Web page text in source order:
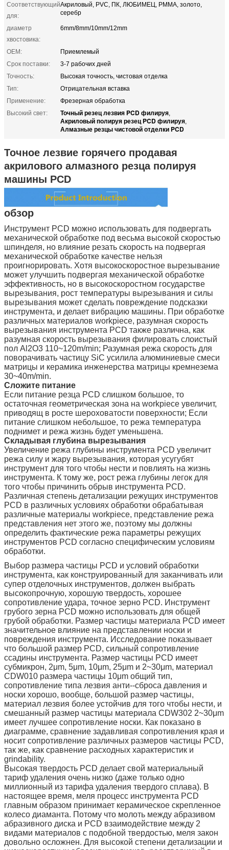
Соответствующий
для:
Акриловый, PVC, ПК, ЛЮБИМЕЦ, PMMA, золото,
серебр
диаметр
хвостовика:
6mm/8mm/10mm/12mm
OEM:
Приемлемый
Срок поставки:
3-7 рабочих дней
Точность:
Высокая точность, чистовая отделка
Тип:
Отрицательная вставка
Применение:
Фрезерная обработка
Высокий свет:
Точный резец лезвия PCD филируя,
Акриловый полируя резец PCD филируя,
Алмазные резцы чистовой отделки PCD
Точное лезвие горячего продавая
акрилового алмазного резца полируя
машины PCD
обзор
Инструмент PCD можно использовать для подвергать
механической обработке под весьма высокой скоростью
шпинделя, но влияние резать скорость на подвергая
механической обработке качестве нельзя
проигнорировать. Хотя высокоскоростное вырезывание
может улучшить подвергая механической обработке
эффективность, но в высокоскоростном государстве
вырезывания, рост температуры вырезывания и силы
вырезывания может сделать повреждение подсказки
инструмента, и делает вибрацию машины. При обработке
различных материалов workpiece, разумная скорость
вырезывания инструмента PCD также различна, как
разумная скорость вырезывания филировать слоистый
пол Al2O3 110~120m/min; Разумная режа скорость для
поворачивать частицу SiC усилила алюминиевые смеси
матрицы и керамика инженерства матрицы кремнезема
30~40m/min.
Сложите питание
Если питание резца PCD слишком большое, то
остаточная геометрическая зона на workpiece увеличит,
приводящ в росте шероховатости поверхности; Если
питание слишком небольшое, то режа температура
поднимет и режа жизнь будет уменьшена.
Складывая глубина вырезывания
Увеличение режа глубины инструмента PCD увеличит
режа силу и жару вырезывания, которая усугубят
инструмент для того чтобы нести и повлиять на жизнь
инструмента. К тому же, рост режа глубины легок для
того чтобы причинить обрыв инструмента PCD.
Различная степень детализации режущих инструментов
PCD в различных условиях обработки обрабатывая
различные материалы workpiece, представление режа
представления нет этого же, поэтому мы должны
определить фактические режа параметры режущих
инструментов PCD согласно специфическим условиям
обработки.
Выбор размера частицы PCD и условий обработки
инструмента, как конструированный для заканчивать или
супер отделочных инструментов, должен выбрать
высокопрочную, хорошую твердость, хорошее
сопротивление удара, точное зерно PCD. Инструмент
грубого зерна PCD можно использовать для общей
грубой обработки. Размер частицы материала PCD имеет
значительное влияние на представлении носки и
повреждения инструмента. Исследование показывает
что большой размер PCD, сильный сопротивление
ссадины инструмента. Размер частицы PCD имеет
субмикрон, 2μm, 5μm, 10μm, 25μm и 2~30μm, материал
CDW010 размера частицы 10μm общий тип,
сопротивление типа лезвия анти--сброса давления и
носки хорошо, вообще, большой размер частицы,
материал лезвия более устойчив для того чтобы нести, и
смешанный размер частицы материала CDW302 2~30μm
имеет лучшее сопротивление носки. Как показано в
диаграмме, сравнение задавливая сопротивления края и
носит сопротивление различных размеров частицы PCD,
так же, как сравнение расходных характеристик и
grindability.
Высокая твердость PCD делает свой материальный
тариф удаления очень низко (даже только одно
миллионный из тарифа удаления твердого сплава). В
настоящее время, меля процесс инструмента PCD
главным образом принимает керамическое скрепленное
колесо диаманта. Потому что молоть между абразивом
абразивного диска и PCD взаимодействие между 2
видами материалов с подобной твердостью, меля закон
довольно осложнен. Для высокой степени детализации и